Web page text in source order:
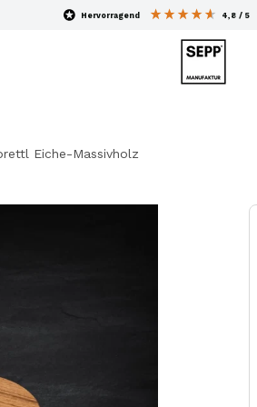
hervorragend 4,8 / 5
Eiche-Massivholz